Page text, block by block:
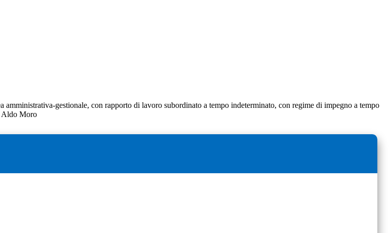
gestionale, con rapporto di lavoro subordinato a tempo indeterminato, con regime di impegno a tempo
Aldo Moro